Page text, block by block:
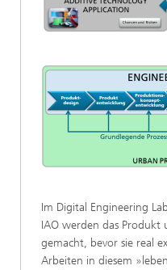
Im Digital Engineering
IAO werden das Produkt
gemacht, bevor sie real
Arbeiten in diesem